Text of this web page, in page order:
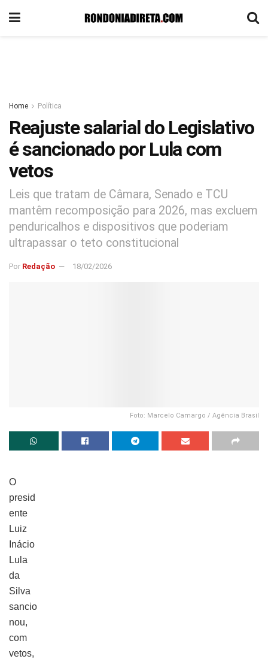
Home Política
Reajuste salarial do Legislativo
é sancionado por Lula com
vetos
Leis que tratam de Câmara, Senado e TCU
mantêm recomposição para 2026, mas excluem
penduricalhos e dispositivos que poderiam
ultrapassar o teto constitucional
Por Redação 18/02/2026
Foto: Marcelo Camargo / Agência Brasil
O
presid
ente
Luiz
Inácio
Lula
da
Silva
sancio
nou,
com
vetos,